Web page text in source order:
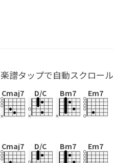
楽譜タップで自動スクロー
Cmaj7 D/C Bm7 Em7
Cmaj7 D/C Bm7 Em7